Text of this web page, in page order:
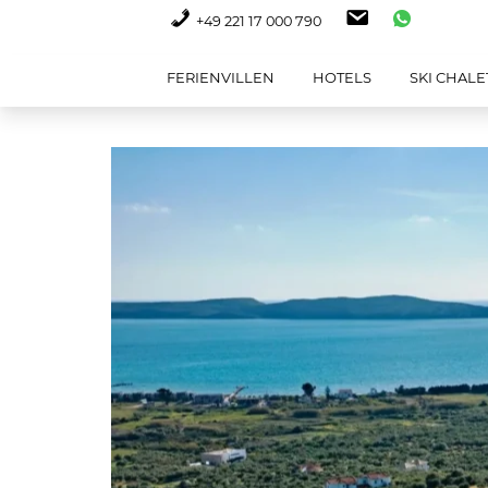
+49 221 17 000 790
FERIENVILLEN HOTELS SKI